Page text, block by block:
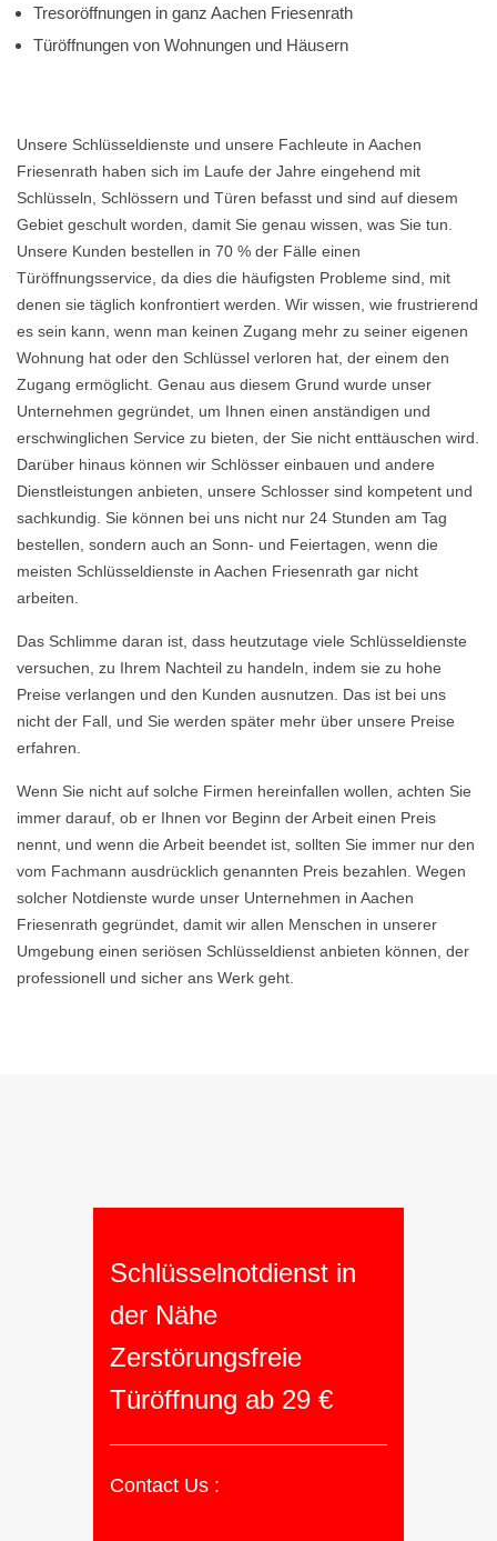
Tresoröffnungen in ganz Aachen Friesenrath
Türöffnungen von Wohnungen und Häusern
Unsere Schlüsseldienste und unsere Fachleute in Aachen
Friesenrath haben sich im Laufe der Jahre eingehend mit
Schlüsseln, Schlössern und Türen befasst und sind auf diesem
Gebiet geschult worden, damit Sie genau wissen, was Sie tun.
Unsere Kunden bestellen in 70 % der Fälle einen
Türöffnungsservice, da dies die häufigsten Probleme sind, mit
denen sie täglich konfrontiert werden. Wir wissen, wie frustrierend
es sein kann, wenn man keinen Zugang mehr zu seiner eigenen
Wohnung hat oder den Schlüssel verloren hat, der einem den
Zugang ermöglicht. Genau aus diesem Grund wurde unser
Unternehmen gegründet, um Ihnen einen anständigen und
erschwinglichen Service zu bieten, der Sie nicht enttäuschen wird.
Darüber hinaus können wir Schlösser einbauen und andere
Dienstleistungen anbieten, unsere Schlosser sind kompetent und
sachkundig. Sie können bei uns nicht nur 24 Stunden am Tag
bestellen, sondern auch an Sonn- und Feiertagen, wenn die
meisten Schlüsseldienste in Aachen Friesenrath gar nicht
arbeiten.
Das Schlimme daran ist, dass heutzutage viele Schlüsseldienste
versuchen, zu Ihrem Nachteil zu handeln, indem sie zu hohe
Preise verlangen und den Kunden ausnutzen. Das ist bei uns
nicht der Fall, und Sie werden später mehr über unsere Preise
erfahren.
Wenn Sie nicht auf solche Firmen hereinfallen wollen, achten Sie
immer darauf, ob er Ihnen vor Beginn der Arbeit einen Preis
nennt, und wenn die Arbeit beendet ist, sollten Sie immer nur den
vom Fachmann ausdrücklich genannten Preis bezahlen. Wegen
solcher Notdienste wurde unser Unternehmen in Aachen
Friesenrath gegründet, damit wir allen Menschen in unserer
Umgebung einen seriösen Schlüsseldienst anbieten können, der
professionell und sicher ans Werk geht.
Schlüsselnotdienst in
der Nähe
Zerstörungsfreie
Türöffnung ab 29 €
Contact Us :